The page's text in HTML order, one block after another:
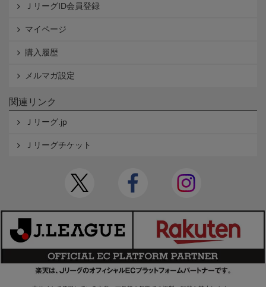
ＪリーグID会員登録
マイページ
購入履歴
メルマガ設定
関連リンク
Ｊリーグ.jp
Ｊリーグチケット